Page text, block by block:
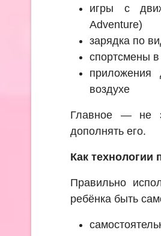
игры с
Adventure)
зарядка по
спортсмены
воздухе
Главное — не
дополнять его.
Как технологии
Правильно
ребёнка быть